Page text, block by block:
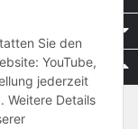
Sie den
YouTube,
jederzeit
Weitere Details